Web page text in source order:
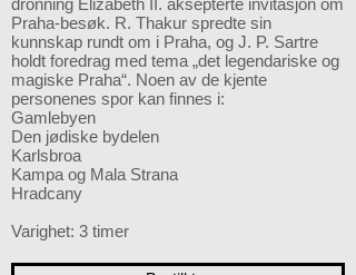
dronning Elizabeth II. aksepterte invitasjon om
Praha-besøk. R. Thakur spredte sin
kunnskap rundt om i Praha, og J. P. Sartre
holdt foredrag med tema „det legendariske og
magiske Praha“. Noen av de kjente
personenes spor kan finnes i:
Gamlebyen
Den jødiske bydelen
Karlsbroa
Kampa og Mala Strana
Hradcany
Varighet: 3 timer